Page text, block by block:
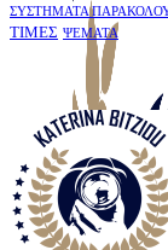
ΣΥΣΤΗΜΑΤΑ
ΤΙΜΕΣ ΨΕΜΑΤΑ